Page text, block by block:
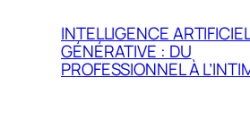
INTELLIGENCE
GÉNÉRATIVE : DU
PROFESSIONNEL À